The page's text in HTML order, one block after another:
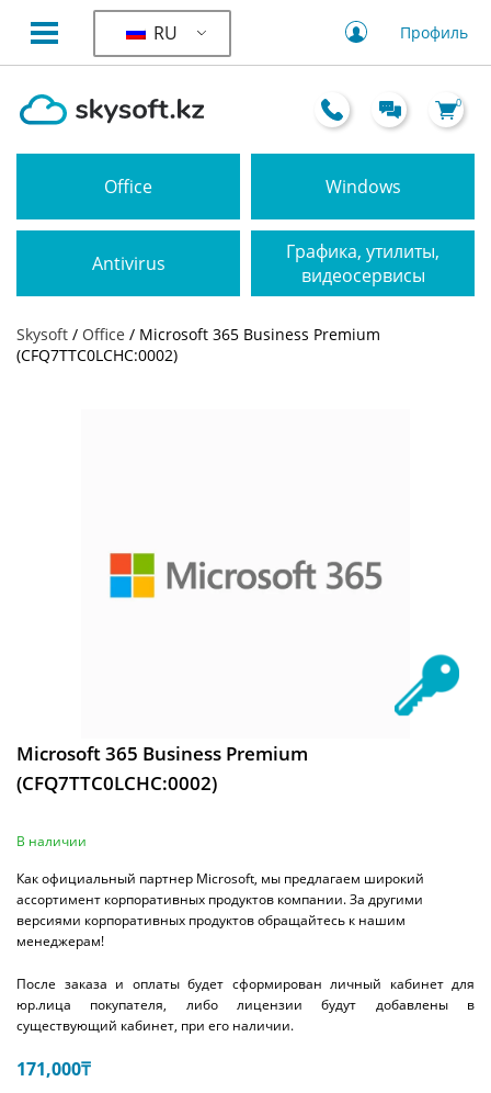
RU Профиль
0
Office Windows
Antivirus
Графика, утилиты,
видеосервисы
Skysoft / Office / Microsoft 365 Business Premium
(CFQ7TTC0LCHC:0002)
Microsoft 365 Business Premium
(CFQ7TTC0LCHC:0002)
В наличии
Как официальный партнер Microsoft, мы предлагаем широкий
ассортимент корпоративных продуктов компании. За другими
версиями корпоративных продуктов обращайтесь к нашим
менеджерам!
После заказа и оплаты будет сформирован личный кабинет для
юр.лица покупателя, либо лицензии будут добавлены в
существующий кабинет, при его наличии.
171,000₸